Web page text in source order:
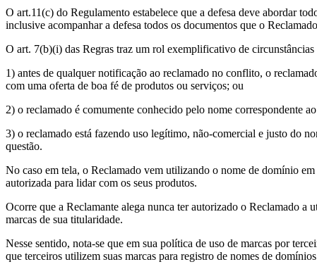
O art.11(c) do Regulamento estabelece que a defesa deve abordar
inclusive acompanhar a defesa todos os documentos que o
O art. 7(b)(i) das Regras traz um rol exemplificativo de
1) antes de qualquer notificação ao reclamado no conflito, o
com uma oferta de boa fé de produtos ou serviços; ou
2) o reclamado é comumente conhecido pelo nome correspondente
3) o reclamado está fazendo uso legítimo, não-comercial e justo do
questão.
No caso em tela, o Reclamado vem utilizando o nome de domínio
autorizada para lidar com os seus produtos.
Ocorre que a Reclamante alega nunca ter autorizado o Reclamado
marcas de sua titularidade.
Nesse sentido, nota-se que em sua política de uso de marcas por
que terceiros utilizem suas marcas para registro de nomes de